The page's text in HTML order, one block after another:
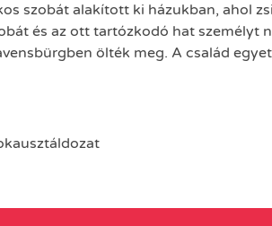
szobát alakított ki házukban, ahol
és az ott tartózkodó hat személyt
ölték meg. A család